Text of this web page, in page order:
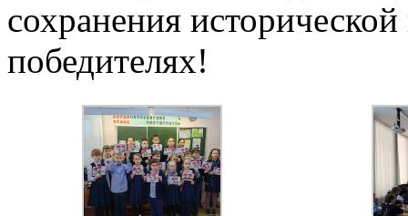
сохранения
победителях!